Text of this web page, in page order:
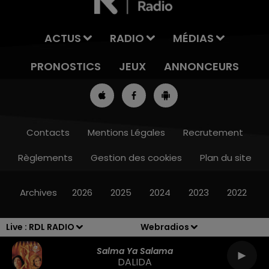
Live : RDL RADIO
Webradios
Salma Ya Salama
DALIDA
7h00 - 10h00
ACTUS RADIO
MÉDIAS
PRONOSTICS
JEUX ANNONCEURS
Contacts Mentions Légales
Recrutement
Règlements
Gestion des cookies Plan du site
Archives 2026 2025 2024 2023 2022